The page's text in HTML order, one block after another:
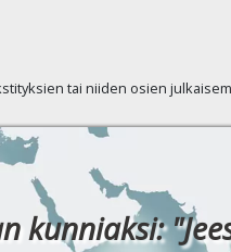
tai niiden osien
kunniaksi: